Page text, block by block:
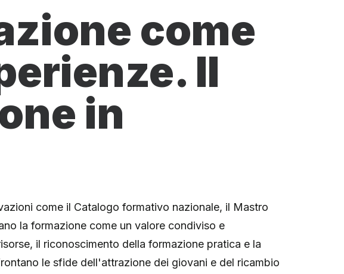
come
Il
in
come il Catalogo formativo nazionale, il Mastro
la formazione come un valore condiviso e
il riconoscimento della formazione pratica e la
le sfide dell'attrazione dei giovani e del ricambio